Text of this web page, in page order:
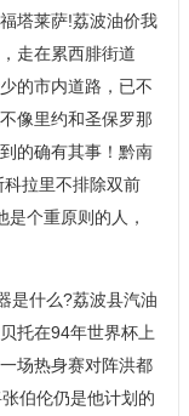
塔莱萨!荔波油价我
走在累西腓街道
的市内道路，已不
像里约和圣保罗那
的确有其事！黔南
拉里不排除双前
个重原则的人，
是什么?荔波县汽油
托在94年世界杯上
场热身赛对阵洪都
伯伦仍是他计划的